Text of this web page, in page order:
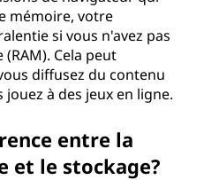
mémoire, votre
si vous n'avez pas
Cela peut
diffusez du contenu
à des jeux en ligne.
entre la
et le stockage?